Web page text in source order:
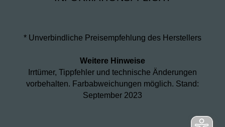
* Unverbindliche Preisempfehlung des Herstellers
Weitere Hinweise
Irrtümer, Tippfehler und technische Änderungen
vorbehalten. Farbabweichungen möglich. Stand:
September 2023